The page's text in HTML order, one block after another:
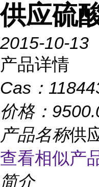
供应硫
2015-10-13
产品详情
Cas：
价格：
产品名称供
查看相似产
简介